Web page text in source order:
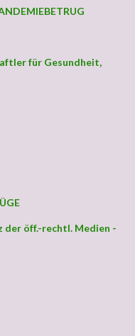
für Gesundheit,
der öff.-rechtl. Medien -